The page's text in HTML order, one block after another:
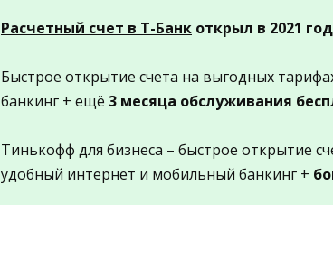
Расчетный счет в Т-Банк открыл в 2021
Быстрое открытие счета на выгодных
банкинг + ещё 3 месяца обслуживания
Тинькофф для бизнеса – быстрое открытие
удобный интернет и мобильный банкинг +